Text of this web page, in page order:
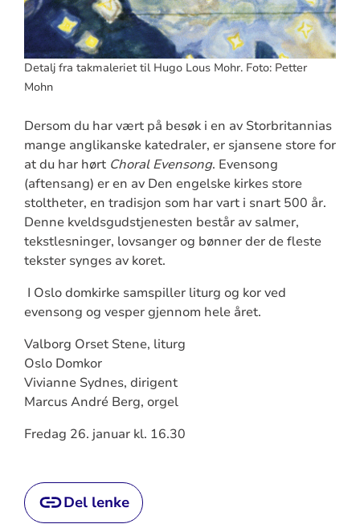
Detalj fra takmaleriet til Hugo Lous Mohr. Foto: Petter
Mohn
Dersom du har vært på besøk i en av Storbritannias
mange anglikanske katedraler, er sjansene store for
at du har hørt Choral Evensong. Evensong
(aftensang) er en av Den engelske kirkes store
stoltheter, en tradisjon som har vart i snart 500 år.
Denne kveldsgudstjenesten består av salmer,
tekstlesninger, lovsanger og bønner der de fleste
tekster synges av koret.
I Oslo domkirke samspiller liturg og kor ved
evensong og vesper gjennom hele året.
Valborg Orset Stene, liturg
Oslo Domkor
Vivianne Sydnes, dirigent
Marcus André Berg, orgel
Fredag 26. januar kl. 16.30
Del lenke